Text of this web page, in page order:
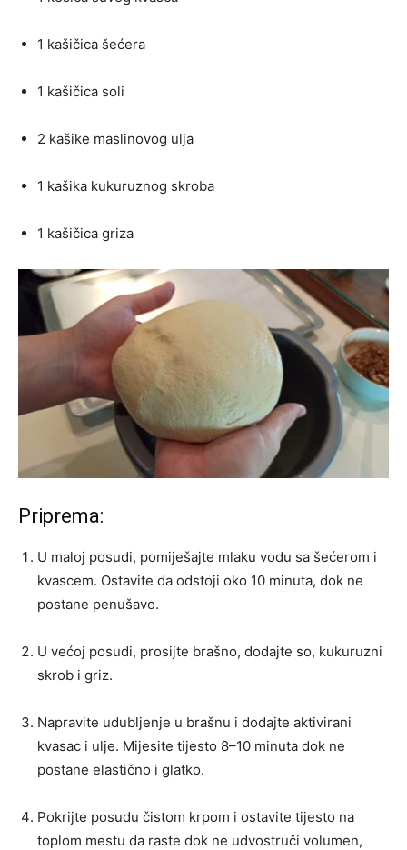
1 kašičica šećera
1 kašičica soli
2 kašike maslinovog ulja
1 kašika kukuruznog skroba
1 kašičica griza
Priprema:
U maloj posudi, pomiješajte mlaku vodu sa šećerom i
kvascem. Ostavite da odstoji oko 10 minuta, dok ne
postane penušavo.
U većoj posudi, prosijte brašno, dodajte so, kukuruzni
skrob i griz.
Napravite udubljenje u brašnu i dodajte aktivirani
kvasac i ulje. Mijesite tijesto 8–10 minuta dok ne
postane elastično i glatko.
Pokrijte posudu čistom krpom i ostavite tijesto na
toplom mestu da raste dok ne udvostruči volumen,